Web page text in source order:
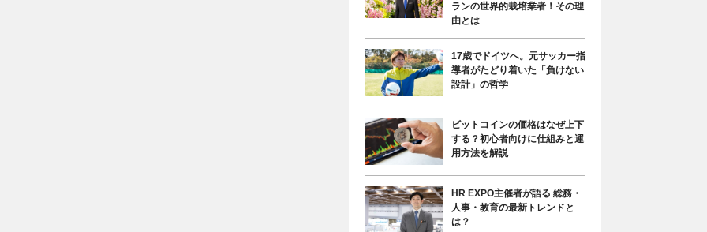
ランの世界的栽培業者！その理
由とは
17歳でドイツへ。元サッカー指
導者がたどり着いた「負けない
設計」の哲学
ビットコインの価格はなぜ上下
する？初心者向けに仕組みと運
用方法を解説
HR EXPO主催者が語る 総務・
人事・教育の最新トレンドと
は？